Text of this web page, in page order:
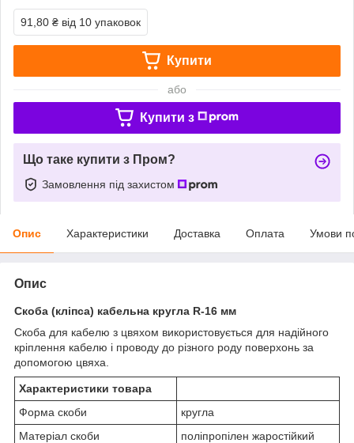
91,80 ₴ від 10 упаковок
Купити
або
Купити з
Що таке купити з Пром?
Замовлення під захистом
Опис Характеристики Доставка Оплата Умови
Опис
Скоба (кліпса) кабельна кругла R-16 мм
Скоба для кабелю з цвяхом використовується для надійного
кріплення кабелю і проводу до різного роду поверхонь за
допомогою цвяха.
Характеристики товара
Форма скоби
кругла
Матеріал скоби
поліпропілен жаростійкий